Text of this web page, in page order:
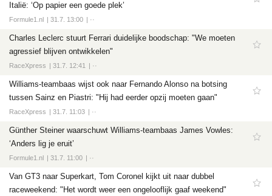
Italië: ‘Op papier een goede plek’
Formule1.nl 31.7. 13:00 ··
Charles Leclerc stuurt Ferrari duidelijke boodschap: "We moeten
agressief blijven ontwikkelen"
RaceXpress 31.7. 12:41 ··
Williams-teambaas wijst ook naar Fernando Alonso na botsing
tussen Sainz en Piastri: "Hij had eerder opzij moeten gaan"
RaceXpress 31.7. 11:03 ··
Günther Steiner waarschuwt Williams-teambaas James Vowles:
‘Anders lig je eruit’
Formule1.nl 31.7. 11:00 ··
Van GT3 naar Superkart, Tom Coronel kijkt uit naar dubbel
raceweekend: "Het wordt weer een ongelooflijk gaaf weekend"